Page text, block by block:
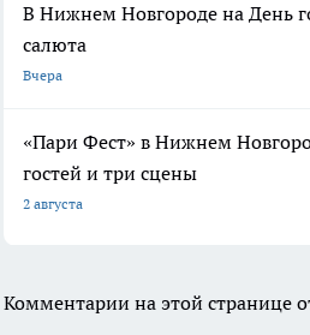
В Нижнем Новгороде на День
салюта
Вчера
«Пари Фест» в Нижнем
гостей и три сцены
2 августа
Комментарии на этой странице